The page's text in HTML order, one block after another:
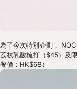
為了今次特別企劃，
荔枝乳酸梳打（$45）及
餐價：HK$68）